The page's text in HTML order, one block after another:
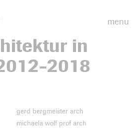
menu
in
2018
gerd bergmeister arch
michaela wolf prof arch